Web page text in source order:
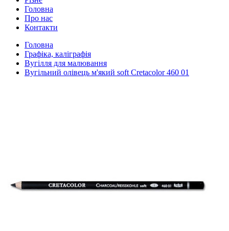
Головна
Про нас
Контакти
Головна
Графіка, каліграфія
Вугілля для малювання
Вугільний олівець м'який soft Cretacolor 460 01